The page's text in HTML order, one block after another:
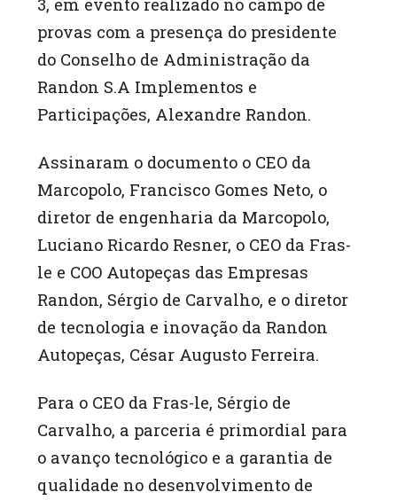
3, em evento realizado no campo de
provas com a presença do presidente
do Conselho de Administração da
Randon S.A Implementos e
Participações, Alexandre Randon.
Assinaram o documento o CEO da
Marcopolo, Francisco Gomes Neto, o
diretor de engenharia da Marcopolo,
Luciano Ricardo Resner, o CEO da Fras-
le e COO Autopeças das Empresas
Randon, Sérgio de Carvalho, e o diretor
de tecnologia e inovação da Randon
Autopeças, César Augusto Ferreira.
Para o CEO da Fras-le, Sérgio de
Carvalho, a parceria é primordial para
o avanço tecnológico e a garantia de
qualidade no desenvolvimento de